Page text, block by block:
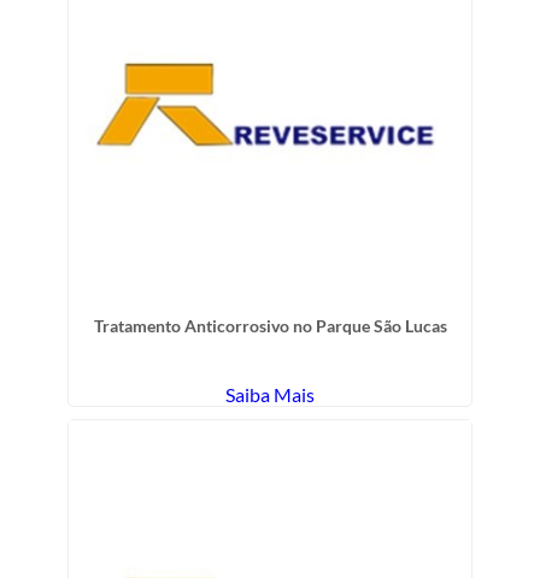
Tratamento Anticorrosivo no Parque São Lucas
Saiba Mais